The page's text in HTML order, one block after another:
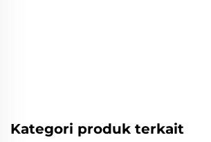
Kategori produk terkait